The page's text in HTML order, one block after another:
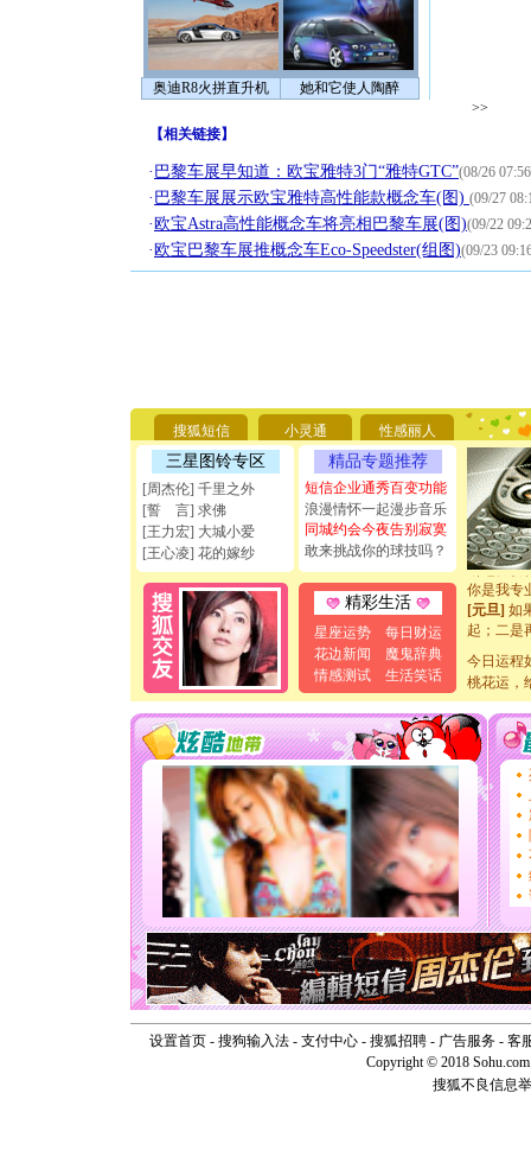
奥迪R8火拼直升机 她和它使人陶醉
>>
【相关链接】
· 巴黎车展早知道：欧宝雅特3门“雅特GTC”(08/26
· 巴黎车展展示欧宝雅特高性能款概念车(图) (09/27
· 欧宝Astra高性能概念车将亮相巴黎车展(图)(09/22
· 欧宝巴黎车展推概念车Eco-Speedster(组图)(09/23
搜狐短信 小灵通 性感丽人
三星图铃专区
[周杰伦] 千里之外
[誓 言] 求佛
[王力宏] 大城小爱
[王心凌] 花的嫁纱
精品专题推荐
短信企业通秀百变功能
浪漫情怀一起漫步音乐
同城约会今夜告别寂寞
敢来挑战你的球技吗？
精彩生活
星座运势
每日财运
花边新闻
魔鬼辞典
情感测试
生活笑话
要平安！
[圣诞节]
能正大光
天都要快
[圣诞节]
如意,快
[元旦]看
断电。爱
你是我专
[元旦]如
起；二是
离。水晶
[元旦]当
泣，这痛
卖了。水
[春节]风
颜！冬去
道一声
[春节]
传
片叶子
送你一
[圣诞节]
你太多
要平安
[圣诞节]
能正大
天都要快
[圣诞节]
如意,快
[元旦]看
你是我专
[元旦] 如
起；二是
离。水晶
今日运程
桃花运，
设置首页- 搜狗输入法- 支付中心- 搜狐招聘- 广告服务- 客
Copyright © 2018
搜狐不良信息